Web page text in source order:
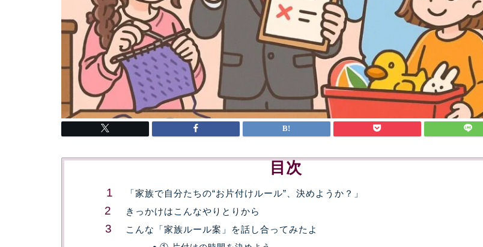
目次
「家族で自分たちの“お片付けルール”、決めようか？」
きっかけはこんなやりとりから
こんな「家族ルール案」を話し合ってみたよ